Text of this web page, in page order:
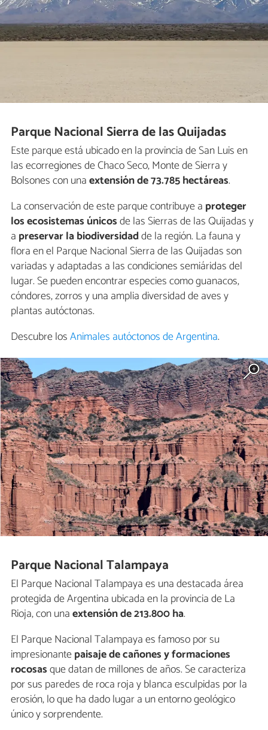
Parque Nacional Sierra de las Quijadas
Este parque está ubicado en la provincia de San Luis en
las ecorregiones de Chaco Seco, Monte de Sierra y
Bolsones con unaextensión de 73.785 hectáreas.
La conservación de este parque contribuye a proteger
los ecosistemas únicosde las Sierras de las Quijadas y
a preservar la biodiversidadde la región. La fauna y
flora en el Parque Nacional Sierra de las Quijadas son
variadas y adaptadas a las condiciones semiáridas del
lugar. Se pueden encontrar especies como guanacos,
cóndores, zorros y una amplia diversidad de aves y
plantas autóctonas.
Descubre losAnimales autóctonos de Argentina.
Parque Nacional Talampaya
El Parque Nacional Talampaya es una destacada área
protegida de Argentina ubicada en la provincia de La
Rioja, con unaextensión de 213.800 ha.
El Parque Nacional Talampaya es famoso por su
impresionantepaisaje de cañones y formaciones
rocosasque datan de millones de años. Se caracteriza
por sus paredes de roca roja y blanca esculpidas por la
erosión, lo que ha dado lugar a un entorno geológico
único y sorprendente.